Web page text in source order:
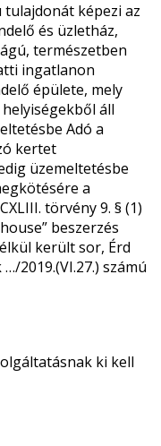
tulajdonát képezi az
és üzletház,
természetben
ingatlanon
épülete, mely
áll
Adó a
kertet
üzemeltetésbe
a
törvény 9. § (1)
beszerzés
került sor, Érd
2019.(VI.27.) számú
ki kell